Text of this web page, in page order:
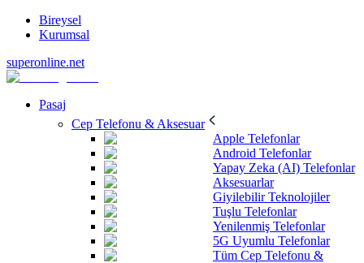
Bireysel
Kurumsal
superonline.net
Pasaj
Cep Telefonu & Aksesuar
Apple Telefonlar
Android Telefonlar
Yapay Zeka (AI) Telefonlar
Aksesuarlar
Giyilebilir Teknolojiler
Tuşlu Telefonlar
Yenilenmiş Telefonlar
5G Uyumlu Telefonlar
Tüm Cep Telefonu &